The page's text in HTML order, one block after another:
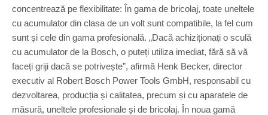
concentrează pe flexibilitate: În gama de bricolaj, toate uneltele
cu acumulator din clasa de un volt sunt compatibile, la fel cum
sunt și cele din gama profesională. „Dacă achiziționați o sculă
cu acumulator de la Bosch, o puteți utiliza imediat, fără să vă
faceți griji dacă se potrivește”, afirmă Henk Becker, director
executiv al Robert Bosch Power Tools GmbH, responsabil cu
dezvoltarea, producția și calitatea, precum și cu aparatele de
măsură, uneltele profesionale și de bricolaj. În noua gamă